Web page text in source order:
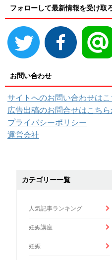
フォローして最新情報を受け取
お問い合わせ
サイトへのお問い合わせはこ
広告出稿のお問合せはこちら
プライバシーポリシー
運営会社
カテゴリー一覧
人気記事ランキング
妊娠講座
妊娠